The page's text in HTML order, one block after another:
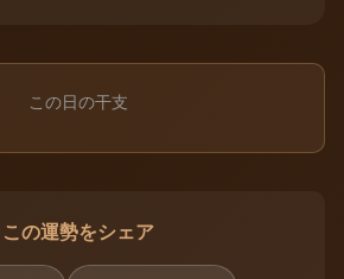
この日の干支
この運勢をシェア